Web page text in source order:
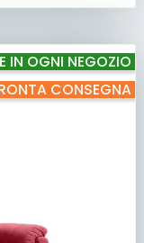
IN OGNI NEGOZIO
CONSEGNA